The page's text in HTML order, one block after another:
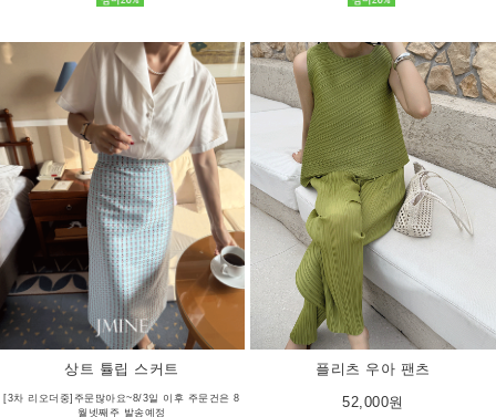
상트 튤립 스커트
[3차 리오더중]주문많아요~8/3일 이후 주문건은 8
월넷째주 발송예정
플리츠 우아 팬츠
52,000원